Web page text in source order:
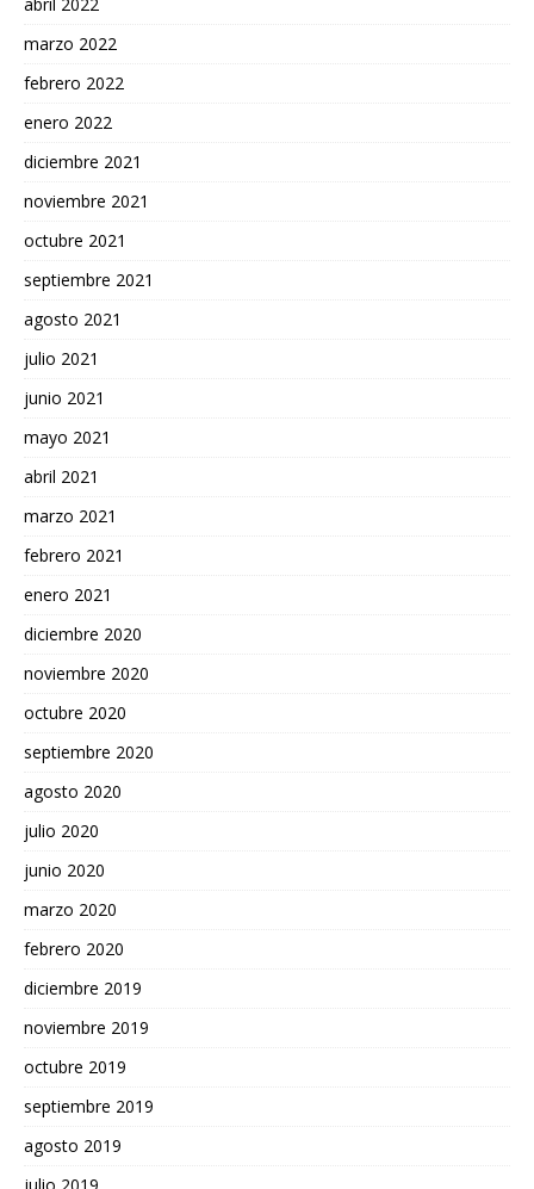
abril 2022
marzo 2022
febrero 2022
enero 2022
diciembre 2021
noviembre 2021
octubre 2021
septiembre 2021
agosto 2021
julio 2021
junio 2021
mayo 2021
abril 2021
marzo 2021
febrero 2021
enero 2021
diciembre 2020
noviembre 2020
octubre 2020
septiembre 2020
agosto 2020
julio 2020
junio 2020
marzo 2020
febrero 2020
diciembre 2019
noviembre 2019
octubre 2019
septiembre 2019
agosto 2019